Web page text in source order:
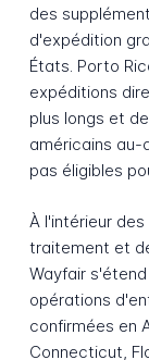
des
d'expédition
États. Porto
expéditions
plus longs et
américains au-
pas éligibles
À l'intérieur
traitement et
Wayfair
opérations
confirmées en
Connecticut,